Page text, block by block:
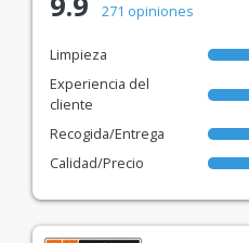
271 opiniones
Limpieza
Experiencia del
cliente
Recogida/Entrega
Calidad/Precio